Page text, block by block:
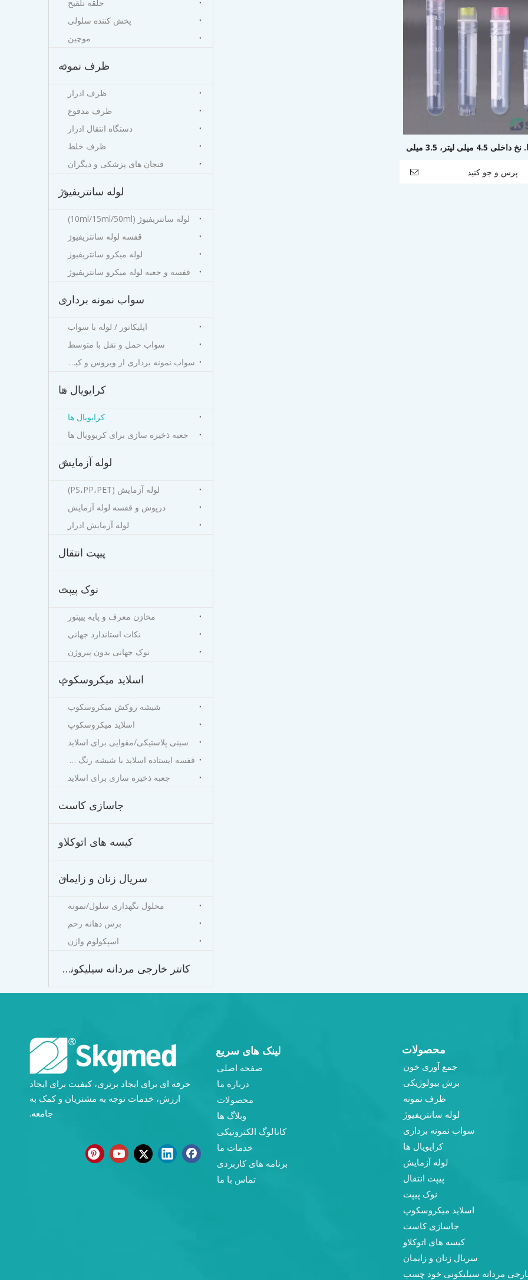
حلقه تلقیح
پخش کننده سلولی
موچین
ظرف نمونه
ظرف ادرار
ظرف مدفوع
دستگاه انتقال ادرار
ظرف خلط
فنجان های پزشکی و دیگران
لوله سانتریفیوژ
لوله سانتریفیوژ (10ml/15ml/50ml)
قفسه لوله سانتریفیوژ
لوله میکرو سانتریفیوژ
قفسه و جعبه لوله میکرو سانتریفیوژ
سواب نمونه برداری
اپلیکاتور / لوله با سواب
سواب حمل و نقل با متوسط
سواب نمونه برداری از ویروس و کیت نگهداری
کرایویال ها
کرایویال ها
جعبه ذخیره سازی برای کریوویال ها
لوله آزمایش
لوله آزمایش (PS،PP،PET)
درپوش و قفسه لوله آزمایش
لوله آزمایش ادرار
پیپت انتقال
نوک پیپت
مخازن معرف و پایه پیپتور
نکات استاندارد جهانی
نوک جهانی بدون پیروژن
اسلاید میکروسکوپ
شیشه روکش میکروسکوپ
اسلاید میکروسکوپ
سینی پلاستیکی/مقوایی برای اسلاید
قفسه ایستاده اسلاید با شیشه رنگ آمیزی
جعبه ذخیره سازی برای اسلاید
جاسازی کاست
کیسه های اتوکلاو
سریال زنان و زایمان
محلول نگهداری سلول/نمونه
برس دهانه رحم
اسپکولوم واژن
کاتتر خارجی مردانه سیلیکونی خود چسب
کرایویال ها. نخ داخلی 4.5 میلی لیتر، 3.5 میلی
پرس و جو کنید
حرفه ای برای ایجاد برتری، کیفیت برای ایجاد
ارزش، خدمات توجه به مشتریان و کمک به
جامعه.
لینک های سریع
صفحه اصلی
درباره ما
محصولات
وبلاگ ها
کاتالوگ الکترونیکی
خدمات ما
برنامه های کاربردی
تماس با ما
محصولات
جمع آوری خون
برش بیولوژیکی
ظرف نمونه
لوله سانتریفیوژ
سواب نمونه برداری
کرایویال ها
لوله آزمایش
پیپت انتقال
نوک پیپت
اسلاید میکروسکوپ
جاسازی کاست
کیسه های اتوکلاو
سریال زنان و زایمان
مردانه سیلیکونی خود چسب